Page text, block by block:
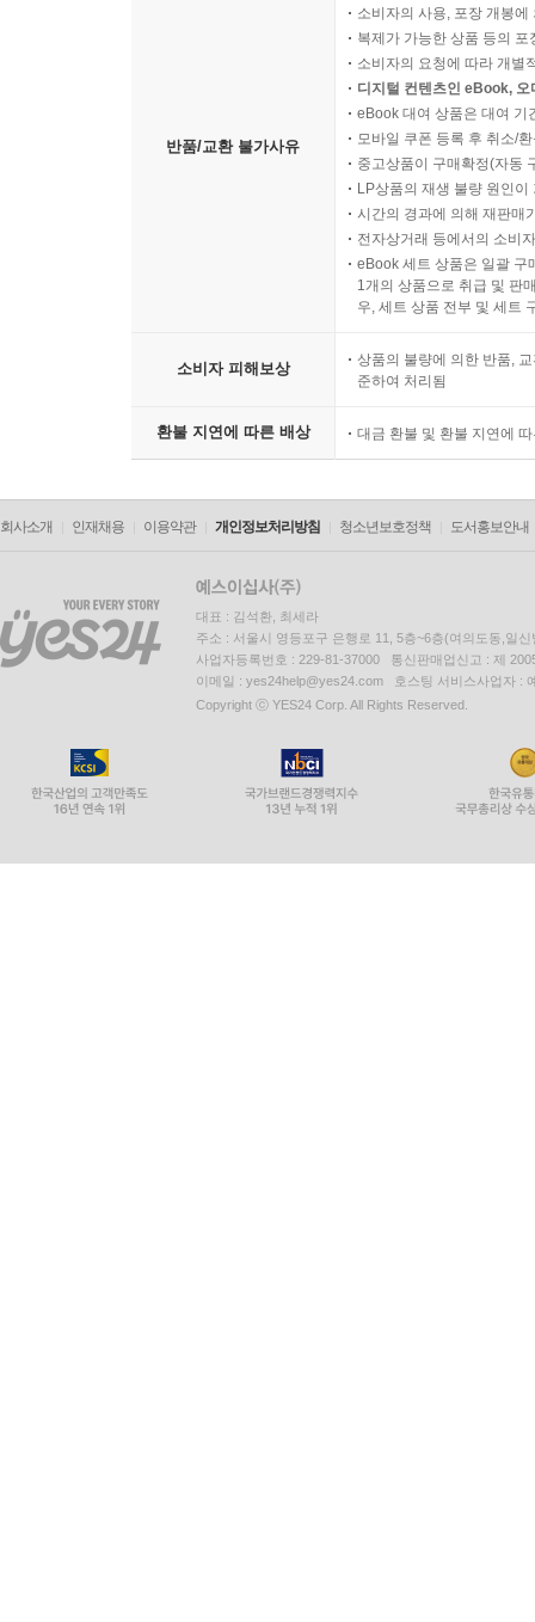
반품/교환 불가사유
소비자의 사용, 포장 개봉
복제가 가능한 상품 등의
소비자의 요청에 따라 개별
디지털 컨텐츠인 eBook,
eBook 대여 상품은 대여 기
모바일 쿠폰 등록 후 취소/
중고상품이 구매확정(자동
LP상품의 재생 불량 원인
시간의 경과에 의해 재판매
전자상거래 등에서의 소비
eBook 세트 상품은 일괄 구
1개의 상품으로 취급 및 판
우, 세트 상품 전부 및 세트
소비자 피해보상
상품의 불량에 의한 반품,
준하여 처리됨
환불 지연에 따른 배상 대금 환불 및 환불 지연에
회사소개 인재채용 이용약관 개인정보처리방침 청소년보호정책 도서홍보안내
대표 : 김석환, 최세라
주소 : 서울시 영등포구 은행로 11, 5층~6층(여의도동,일신
사업자등록번호 : 229-81-37000 통신판매업신고 : 제
이메일 : yes24help@yes24.com 호스팅 서비스사업자 :
Copyright ⓒ YES24 Corp. All Rights Reserved.